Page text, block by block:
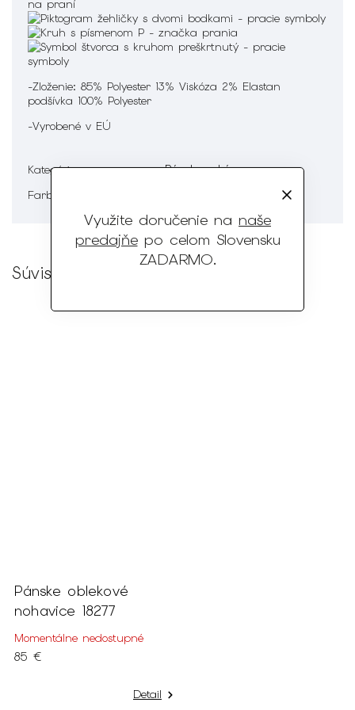
Využite doručenie na naše
predajňepo celom Slovensku
ZADARMO.
-Zloženie: 85% Polyester 13% Viskóza 2% Elastan
podšívka 100% Polyester
-Vyrobené v EÚ
Kategória:
Pánske saká
Farba
Súvisiaci tovar
Pánske oblekové
nohavice 18277
Momentálne nedostupné
85 €
Detail